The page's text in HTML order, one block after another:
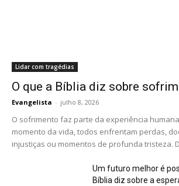
Lidar com tragédias
O que a Bíblia diz sobre
Evangelista - julho 8, 2026
O sofrimento faz parte da experiência
momento da vida, todos enfrentam perdas,
injustiças ou momentos de profunda tristeza.
Um futuro melhor é
Bíblia diz sobre a